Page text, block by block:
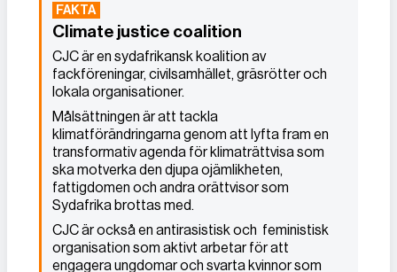
Climate justice coalition
CJC är en sydafrikansk koalition av
fackföreningar, civilsamhället, gräsrötter och
lokala organisationer.
Målsättningen är att tackla
klimatförändringarna genom att lyfta fram en
transformativ agenda för klimaträttvisa som
ska motverka den djupa ojämlikheten,
fattigdomen och andra orättvisor som
Sydafrika brottas med.
CJC är också en antirasistisk och feministisk
organisation som aktivt arbetar för att
engagera ungdomar och svarta kvinnor som